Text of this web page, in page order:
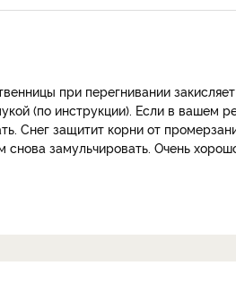
при перегнивании
(по инструкции). Если в вашем
Снег защитит корни от
снова замульчировать. Очень